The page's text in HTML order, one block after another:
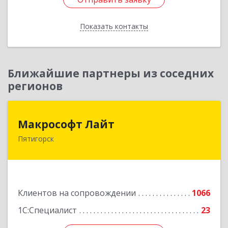
Показать контакты
Назад
Ближайшие партнеры из соседних
регионов
Макрософт Лайт
Пятигорск
Клиентов на сопровождении
1066
1С:Специалист
23
357501, Ставропольский край, Пятигорск г,